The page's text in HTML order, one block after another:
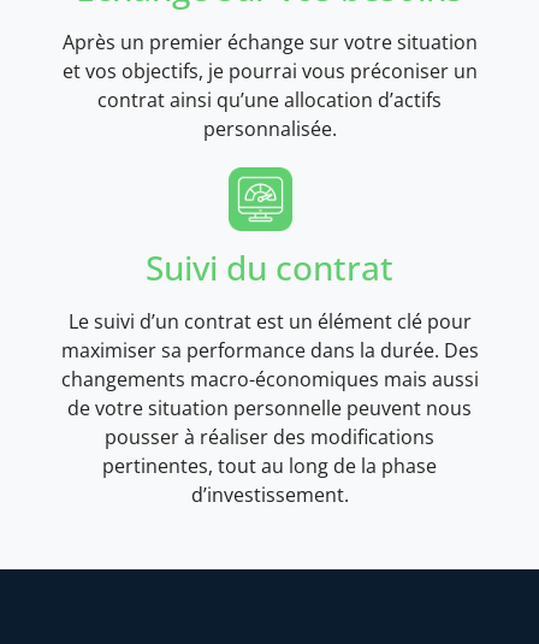
Après un premier échange sur votre situation
et vos objectifs, je pourrai vous préconiser un
contrat ainsi qu’une allocation d’actifs
personnalisée.
Suivi du contrat
Le suivi d’un contrat est un élément clé pour
maximiser sa performance dans la durée. Des
changements macro-économiques mais aussi
de votre situation personnelle peuvent nous
pousser à réaliser des modifications
pertinentes, tout au long de la phase
d’investissement.